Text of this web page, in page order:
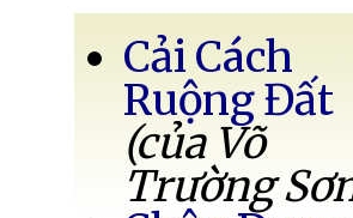
Cải Cách
Ruộng Đất
(của Võ
Trường